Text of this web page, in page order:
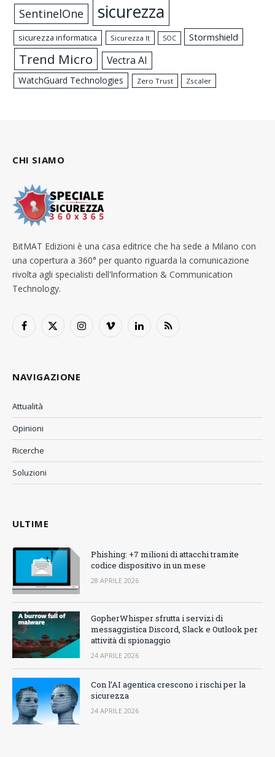
SentinelOne sicurezza
sicurezza informatica Sicurezza It SOC Stormshield
Trend Micro Vectra AI
WatchGuard Technologies Zero Trust Zscaler
CHI SIAMO
BitMAT Edizioni è una casa editrice che ha sede a Milano con
una copertura a 360° per quanto riguarda la comunicazione
rivolta agli specialisti dell'lnformation & Communication
Technology.
Facebook
X
InstagramVimeo LinkedInRSS
NAVIGAZIONE
Attualità
Opinioni
Ricerche
Soluzioni
ULTIME
Phishing: +7 milioni di attacchi tramite
codice dispositivo in un mese
28 APRILE 2026
GopherWhisper sfrutta i servizi di
messaggistica Discord, Slack e Outlook per
attività di spionaggio
24 APRILE 2026
Con l’AI agentica crescono i rischi per la
sicurezza
24 APRILE 2026